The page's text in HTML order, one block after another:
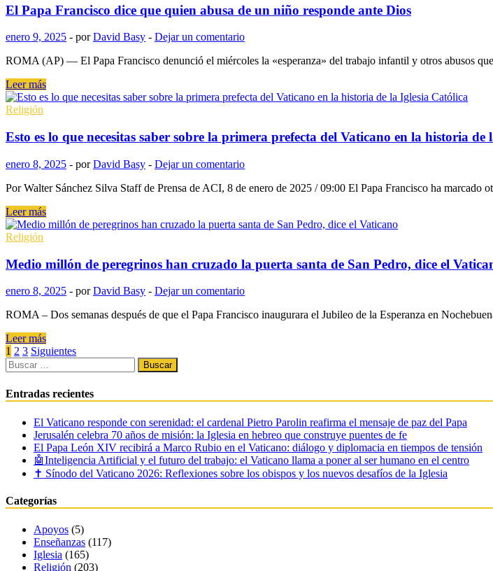
pide
a
un
asistente
que
pronuncie
su
discurso
anual
política
exterior
les
dice
los
embajadores
que
desafiando
el
El Papa Francisco dice que quien abusa de un niño responde ante Dios
enero 9, 2025 - porDavid Basy - Dejar un comentario
ROMA (AP) — El Papa Francisco denunció el miércoles la «esperanza» del trabajo infantil y otros abusos
El
Papa
Francisco
que
quien
de
un
responde
ante
Dios
Leer más
Religión
Esto es lo que necesitas saber sobre la primera prefecta del Vaticano en la historia de
enero 8, 2025 - porDavid Basy - Dejar un comentario
Por Walter Sánchez Silva Staff de Prensa de ACI, 8 de enero de 2025 / 09:00 El Papa Francisco ha
Esto
es
lo
necesitas
saber
sobre
la
primera
del
Vaticano
en
la
historia
de
Iglesia
Católica
Leer más
Religión
Medio millón de peregrinos han cruzado la puerta santa de San Pedro, dice el
enero 8, 2025 - porDavid Basy - Dejar un comentario
ROMA – Dos semanas después de que el Papa Francisco inaugurara el Jubileo de la Esperanza en
Medio
millón
de
peregrinos
han
cruzado
puerta
santa
Pedro,
el
Leer más
Paginación
de
entradas
1 2 3 Siguientes
Buscar:
Entradas recientes
El Vaticano responde con serenidad: el cardenal Pietro Parolin reafirma el mensaje de paz del Papa
Jerusalén celebra 70 años de misión: la Iglesia en hebreo que construye puentes de fe
El Papa León XIV recibirá a Marco Rubio en el Vaticano: diálogo y diplomacia en tiempos de tensión
🤖Inteligencia Artificial y el futuro del trabajo: el Vaticano llama a poner al ser humano en el centro
✝️ Sínodo del Vaticano 2026: Reflexiones sobre los obispos y los nuevos desafíos de la Iglesia
Categorías
Apoyos (5)
Enseñanzas (117)
Iglesia (165)
Religión (203)